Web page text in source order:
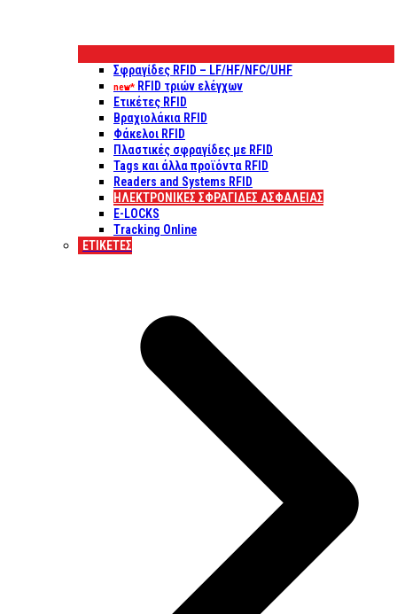
Σφραγίδες RFID – LF/HF/NFC/UHF
new* RFID τριών ελέγχων
Ετικέτες RFID
Βραχιολάκια RFID
Φάκελοι RFID
Πλαστικές σφραγίδες με RFID
Tags και άλλα προϊόντα RFID
Readers and Systems RFID
ΗΛΕΚΤΡΟΝΙΚΕΣ ΣΦΡΑΓΙΔΕΣ ΑΣΦΑΛΕΙΑΣ
E-LOCKS
Tracking Online
ΕΤΙΚΈΤΕΣ